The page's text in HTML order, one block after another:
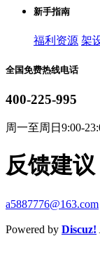
新手指南
福利资源 架
全国免费热线电话
400-225-995
周一至周日9:00-
反馈建议
a5887776@163.com
Powered by Discuz!